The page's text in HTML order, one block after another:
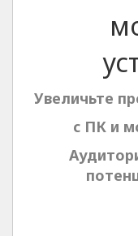
Увеличьте
с ПК и